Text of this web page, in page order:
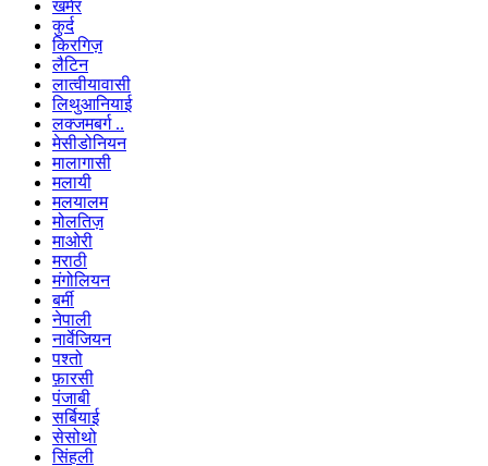
खमेर
कुर्द
किरगिज़
लैटिन
लात्वीयावासी
लिथुआनियाई
लक्जमबर्ग ..
मेसीडोनियन
मालागासी
मलायी
मलयालम
मोलतिज़
माओरी
मराठी
मंगोलियन
बर्मी
नेपाली
नार्वेजियन
पश्तो
फ़ारसी
पंजाबी
सर्बियाई
सेसोथो
सिंहली